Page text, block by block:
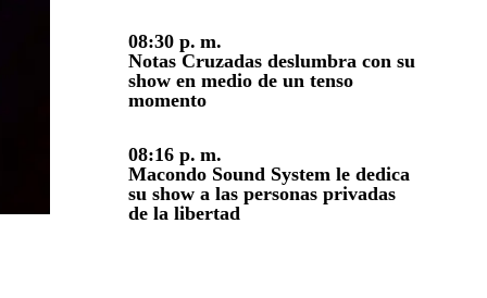
08:30 p. m.
Notas Cruzadas deslumbra con su
show en medio de un tenso
momento
08:16 p. m.
Macondo Sound System le dedica
su show a las personas privadas
de la libertad